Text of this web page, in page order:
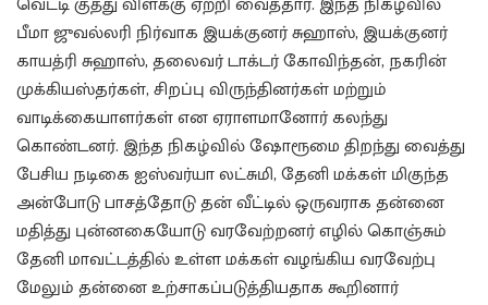
பீமா ஜுவல்லரி நிர்வாக இயக்குனர் சுஹாஸ், இயக்குனர்
காயத்ரி சுஹாஸ், தலைவர் டாக்டர் கோவிந்தன், நகரின்
முக்கியஸ்தர்கள், சிறப்பு விருந்தினர்கள் மற்றும்
வாடிக்கையாளர்கள் என ஏராளமானோர் கலந்து
கொண்டனர். இந்த நிகழ்வில் ஷோரூமை திறந்து வைத்து
பேசிய நடிகை ஐஸ்வர்யா லட்சுமி, தேனி மக்கள் மிகுந்த
அன்போடு பாசத்தோடு தன் வீட்டில் ஒருவராக தன்னை
மதித்து புன்னகையோடு வரவேற்றனர் எழில் கொஞ்சும்
தேனி மாவட்டத்தில் உள்ள மக்கள் வழங்கிய வரவேற்பு
மேலும் தன்னை உற்சாகப்படுத்தியதாக கூறினார்